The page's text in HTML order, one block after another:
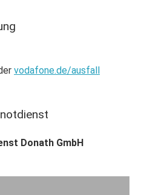
vodafone.de/ausfall
Donath GmbH